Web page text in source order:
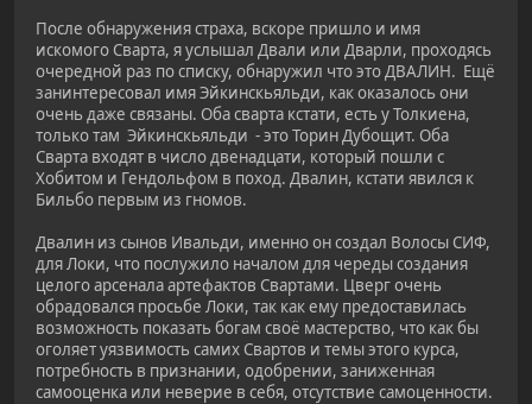
После обнаружения страха, вскоре пришло и имя
искомого Сварта, я услышал Двали или Дварли, проходясь
очередной раз по списку, обнаружил что это ДВАЛИН. Ещё
занинтересовал имя Эйкинскьяльди, как оказалось они
очень даже связаны. Оба сварта кстати, есть у Толкиена,
только там Эйкинскьяльди - это Торин Дубощит. Оба
Сварта входят в число двенадцати, который пошли с
Хобитом и Гендольфом в поход. Двалин, кстати явился к
Бильбо первым из гномов.
Двалин из сынов Ивальди, именно он создал Волосы СИФ,
для Локи, что послужило началом для череды создания
целого арсенала артефактов Свартами. Цверг очень
обрадовался просьбе Локи, так как ему предоставилась
возможность показать богам своё мастерство, что как бы
оголяет уязвимость самих Свартов и темы этого курса,
потребность в признании, одобрении, заниженная
самооценка или неверие в себя, отсутствие самоценности.